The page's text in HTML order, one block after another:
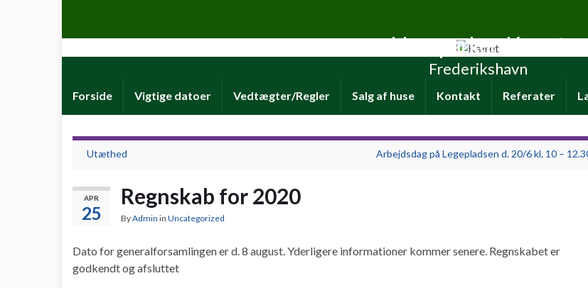
Haveparken Kæret
Frederikshavn
Forside Vigtige datoer Vedtægter/Regler Salg af huse Kontakt Referater
Utæthed Arbejdsdag på Legepladsen d. 20/6 kl. 10 –
APR
25
Regnskab for 2020
ByAdmin in Uncategorized
Dato for generalforsamlingen er d. 8 august. Yderligere informationer kommer senere. Regnskabet er
godkendt og afsluttet